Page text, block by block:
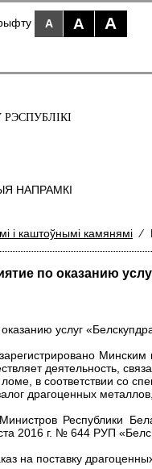
A A A
НАПРАМКI
і каштоўнымі камянямі ⁄
по оказанию
услуг
деятельность,
в соответствии со
драгоценных
Республики
2016 г. № 644 РУП
на поставку